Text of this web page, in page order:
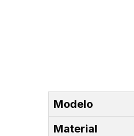
Modelo
Material